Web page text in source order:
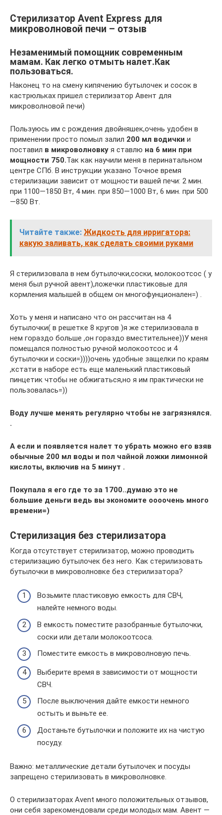
Стерилизатор Avent Express для
микроволновой печи – отзыв
Незаменимый помощник современным
мамам. Как легко отмыть налет.Как
пользоваться.
Наконец то на смену кипячению бутылочек и сосок в
кастрюльках пришел стерилизатор Авент для
микроволновой печи)
Пользуюсь им с рождения двойняшек,очень удобен в
применении просто помыл залил 200 мл водички и
поставил в микроволновку я ставлю на 6 мин при
мощности 750.Так как научили меня в перинатальном
центре СПб. В инструкции указано Точное время
стерилизации зависит от мощности вашей печи: 2 мин.
при 1100—1850 Вт, 4 мин. при 850—1000 Вт, 6 мин. при 500
—850 Вт.
Читайте также: Жидкость для ирригатора:
какую заливать, как сделать своими руками
Я стерилизовала в нем бутылочки,соски, молокоотсос ( у
меня был ручной авент),ложечки пластиковые для
кормления малышей в общем он многофунционален=) .
Хоть у меня и написано что он рассчитан на 4
бутылочки( в решетке 8 кругов )я же стерилизовала в
нем гораздо больше ,он гораздо вместительнее))У меня
помещался полностью ручной молокоотсос и 4
бутылочки и соски=))))очень удобные защелки по краям
,кстати в наборе есть еще маленький пластиковый
пинцетик чтобы не обжигаться,но я им практически не
пользовалась=))
Воду лучше менять регулярно чтобы не загрязнялся.
.
А если и появляется налет то убрать можно его взяв
обычные 200 мл воды и пол чайной ложки лимонной
кислоты, включив на 5 минут .
Покупала я его где то за 1700..думаю это не
большие деньги ведь вы экономите оооочень много
времени=)
Стерилизация без стерилизатора
Когда отсутствует стерилизатор, можно проводить
стерилизацию бутылочек без него. Как стерилизовать
бутылочки в микроволновке без стерилизатора?
Возьмите пластиковую емкость для СВЧ,
налейте немного воды.
В емкость поместите разобранные бутылочки,
соски или детали молокоотсоса.
Поместите емкость в микроволновую печь.
Выберите время в зависимости от мощности
СВЧ.
После выключения дайте емкости немного
остыть и выньте ее.
Достаньте бутылочки и положите их на чистую
посуду.
Важно: металлические детали бутылочек и посуды
запрещено стерилизовать в микроволновке.
О стерилизаторах Avent много положительных отзывов,
они себя зарекомендовали среди молодых мам. Авент —